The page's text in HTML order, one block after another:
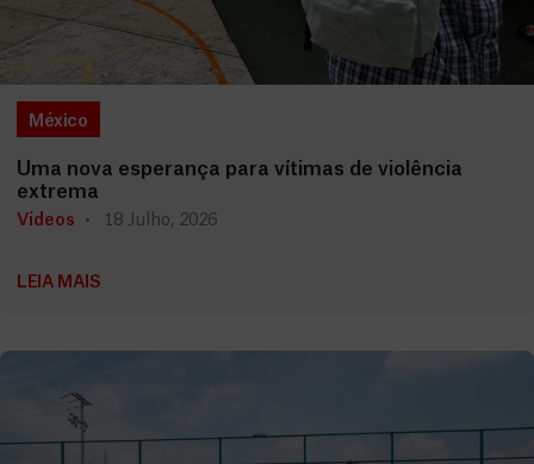
México
Uma nova esperança para vítimas de violência
extrema
Vídeos 18 Julho, 2026
LEIA MAIS